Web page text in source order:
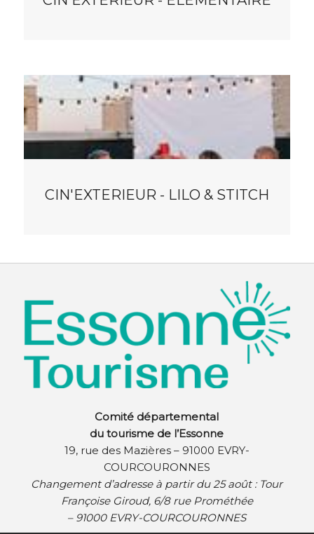
CIN'EXTERIEUR - LILO & STITCH
Comité départemental
du tourisme de l’Essonne
19, rue des Mazières – 91000 EVRY-
COURCOURONNES
Changement d’adresse à partir du 25 août : Tour
Françoise Giroud, 6/8 rue Prométhée
– 91000 EVRY-COURCOURONNES